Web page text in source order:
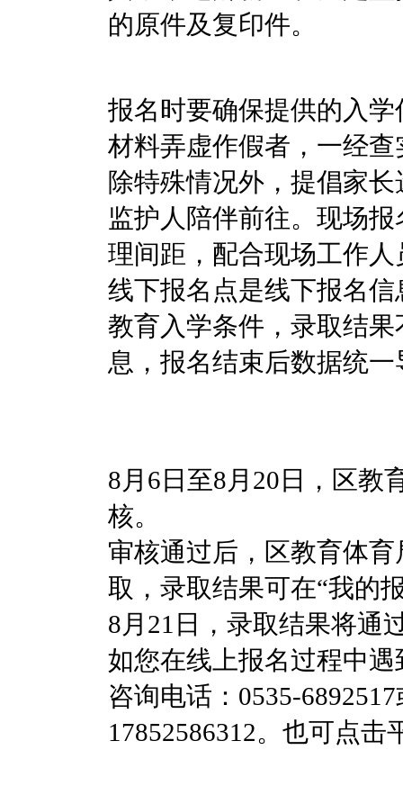
的原件及复印件。
报名时要确保提供的入
材料弄虚作假者，一经
除特殊情况外，提倡家
监护人陪伴前往。现场
理间距，配合现场工作
线下报名点是线下报名
教育入学条件，录取结
息，报名结束后数据统
8月6日至8月20日，区教
核。
审核通过后，区教育体
取，录取结果可在“我的
8月21日，录取结果将通
如您在线上报名过程中
咨询电话：0535-
17852586312。也可点